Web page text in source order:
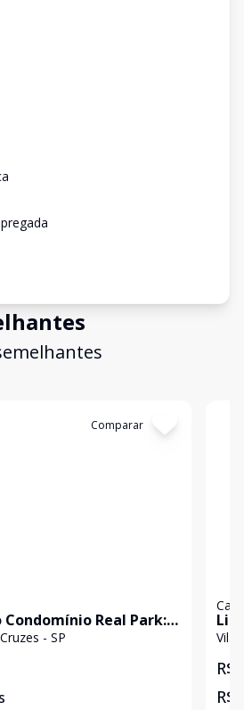
Comparar
Condomínio Real Park:
- SP Vila
R$
R$